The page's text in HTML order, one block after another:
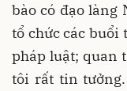
bào có đạo làng
tổ chức các
pháp luật; quan
tôi rất tin